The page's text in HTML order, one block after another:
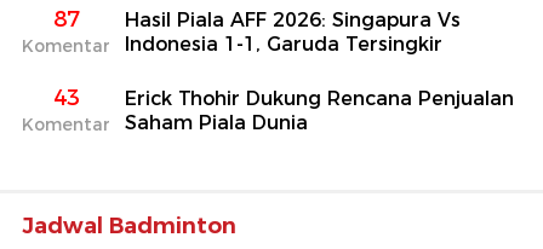
87
Komentar
Hasil Piala AFF 2026: Singapura Vs
Indonesia 1-1, Garuda Tersingkir
43
Komentar
Erick Thohir Dukung Rencana Penjualan
Saham Piala Dunia
Jadwal Badminton